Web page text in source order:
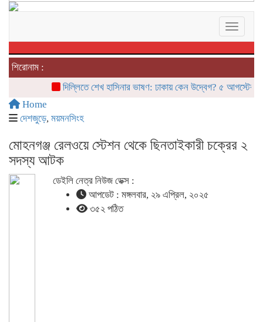
শিরোনাম :
দিল্লিতে শেখ হাসিনার ভাষণ: ঢাকায় কেন উদ্বেগ? ৫ আগস্টের
Home
দেশজুড়ে, ময়মনসিংহ
মোহনগঞ্জ রেলওয়ে স্টেশন থেকে ছিনতাইকারী চক্রের ২
সদস্য আটক
ডেইলি নেত্র নিউজ ডেক্স :
আপডেট : মঙ্গলবার, ২৯ এপ্রিল, ২০২৫
৩৫২ পঠিত